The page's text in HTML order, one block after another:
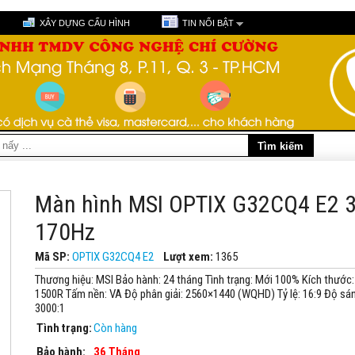
XÂY DỰNG CẤU HÌNH TIN NỔI BẬT
Màn hình MSI OPTIX G32CQ4 E2
170Hz
Mã SP: OPTIX G32CQ4 E2 Lượt xem: 1365
Thương hiệu: MSI Bảo hành: 24 tháng Tình trạng: Mới 100% Kích
1500R Tấm nền: VA Độ phân giải: 2560×1440 (WQHD) Tỷ lệ: 16:9 Độ
3000:1
Tình trạng:Còn hàng
Bảo hành:
36 Tháng